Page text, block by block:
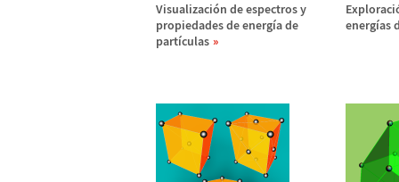
Visualización de espectros y
propiedades de energía de
partículas
Exploraci
energías